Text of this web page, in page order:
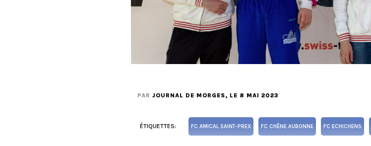
PAR JOURNAL DE MORGES, LE 8 MAI 2023
ÉTIQUETTES: FC AMICAL SAINT-PREX FC CHÊNE AUBONNE FC ECHICHENS